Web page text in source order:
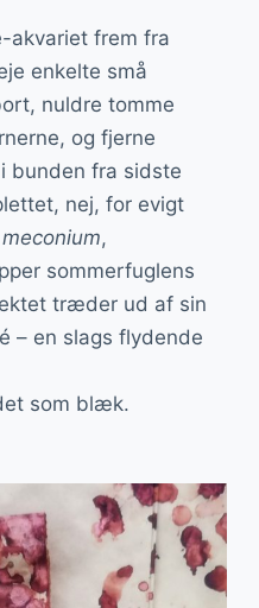
akvariet frem fra
enkelte små
nuldre tomme
og fjerne
bunden fra sidste
nej, for evigt
meconium,
sommerfuglens
træder ud af sin
– en slags flydende
som blæk.